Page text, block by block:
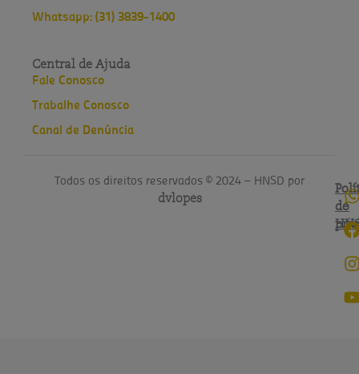
Whatsapp: (31) 3839-1400
Central de Ajuda
Fale Conosco
Trabalhe Conosco
Canal de Denúncia
Todos os direitos reservados © 2024 – HNSD por
dvlopes
de
do